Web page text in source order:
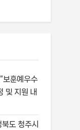
보훈예우수
및 지원 내
도 청주시